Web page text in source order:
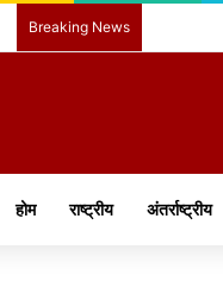
Breaking News
होम राष्ट्रीय अंतर्राष्ट्रीय